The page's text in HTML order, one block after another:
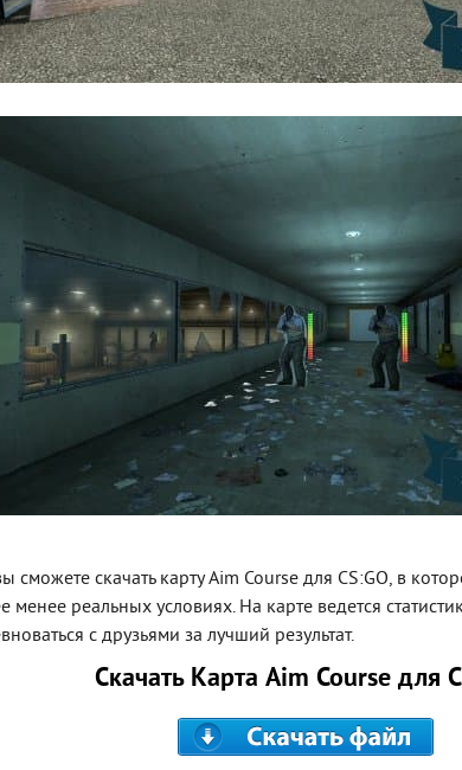
сможете скачать карту Aim Course для CS:GO, в
менее реальных условиях. На карте ведется
с друзьями за лучший результат.
Скачать Карта Aim Course для